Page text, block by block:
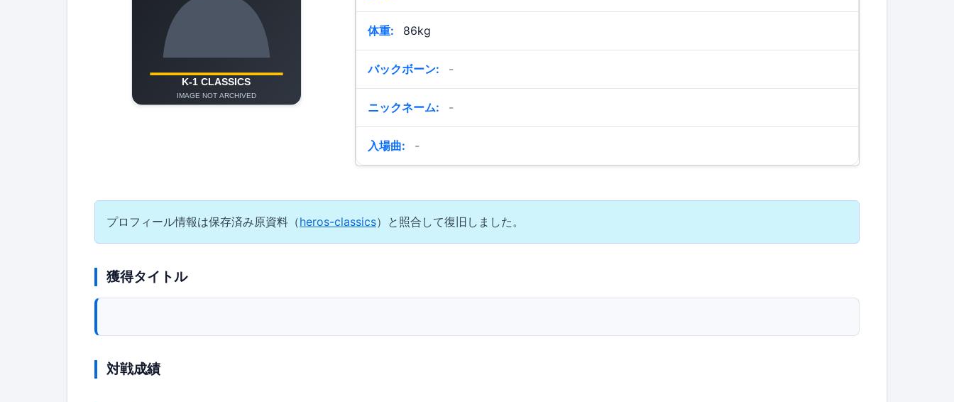
体重: 86kg
バックボーン: -
ニックネーム: -
入場曲: -
プロフィール情報は保存済み原資料（heros-classics）と照合して復旧しました。
獲得タイトル
対戦成績